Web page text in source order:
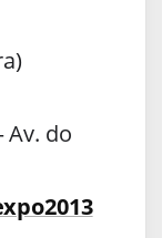
Av. do